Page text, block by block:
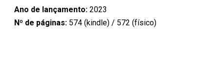
Ano de lançamento:2023
Nº de páginas: 574(kindle) / 572 (físico)